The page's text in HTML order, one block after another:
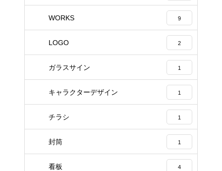
WORKS 9
LOGO 2
ガラスサイン 1
キャラクターデザイン 1
チラシ 1
封筒 1
看板 4